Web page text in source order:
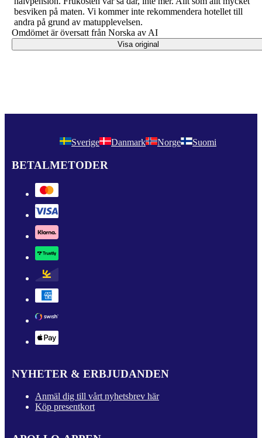
besviken på maten. Vi kommer inte rekommendera hotellet till
andra på grund av matupplevelsen.
Omdömet är översatt från Norska av AI
Visa original
Sverige Danmark Norge Suomi
BETALMETODER
NYHETER & ERBJUDANDEN
Anmäl dig till vårt nyhetsbrev här
Köp presentkort